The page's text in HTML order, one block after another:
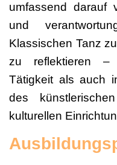
umfassend darauf
und
Klassischen Tanz
zu reflektieren –
Tätigkeit als auch
des
kulturellen